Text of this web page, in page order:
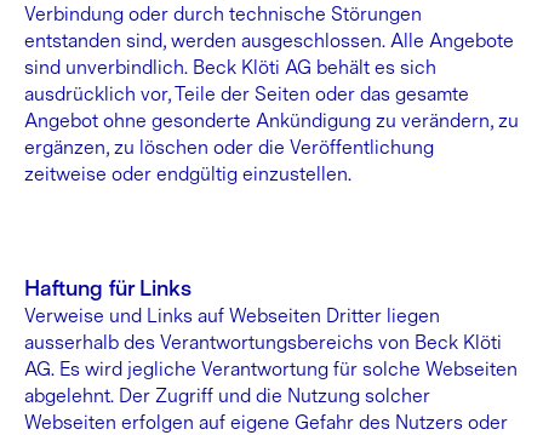
Verbindung oder durch technische Störungen
entstanden sind, werden ausgeschlossen. Alle Angebote
sind unverbindlich. Beck Klöti AG behält es sich
ausdrücklich vor, Teile der Seiten oder das gesamte
Angebot ohne gesonderte Ankündigung zu verändern, zu
ergänzen, zu löschen oder die Veröffentlichung
zeitweise oder endgültig einzustellen.
Haftung für Links
Verweise und Links auf Webseiten Dritter liegen
ausserhalb des Verantwortungsbereichs von Beck Klöti
AG. Es wird jegliche Verantwortung für solche Webseiten
abgelehnt. Der Zugriff und die Nutzung solcher
Webseiten erfolgen auf eigene Gefahr des Nutzers oder